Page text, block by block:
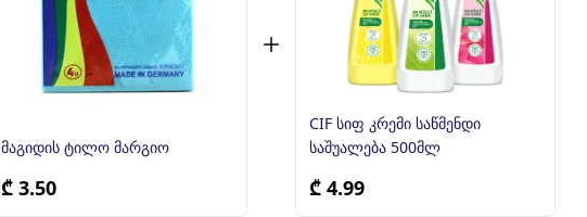
მაგიდის ტილო მარგიო
₾ 3.50
CIF სიფ კრემი საწმენდი
საშუალება 500მლ
₾ 4.99